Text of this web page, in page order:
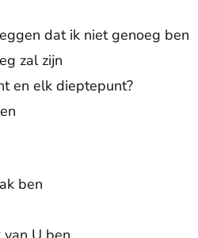
dat ik niet genoeg ben
zal zijn
en elk dieptepunt?
ben